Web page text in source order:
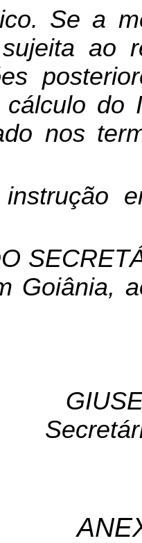
Se a
ao
do
nos
Goiânia,